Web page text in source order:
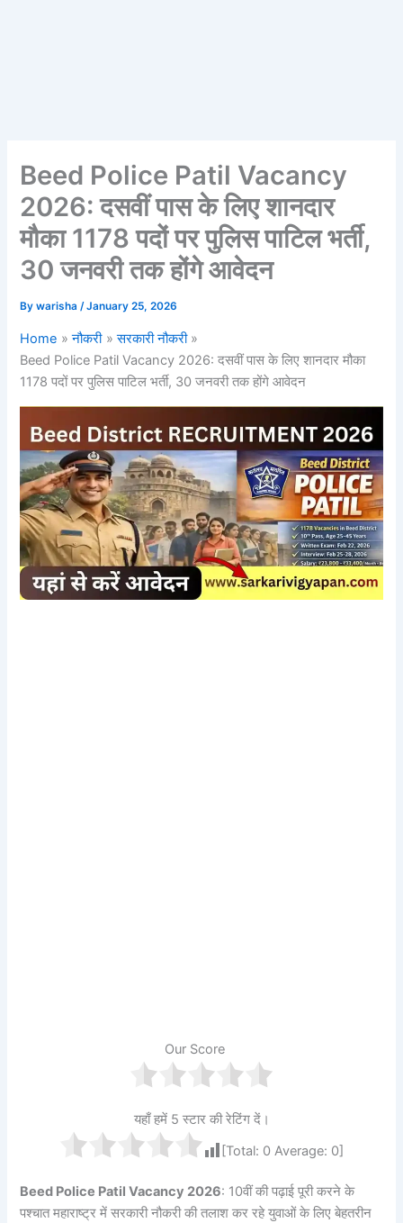
Beed Police Patil Vacancy
2026: दसवीं पास के लिए शानदार
मौका 1178 पदों पर पुलिस पाटिल भर्ती,
30 जनवरी तक होंगे आवेदन
Bywarisha/January 25, 2026
Home नौकरी
सरकारी नौकरी
Beed Police Patil Vacancy 2026: दसवीं पास के लिए शानदार मौका
1178 पदों पर पुलिस पाटिल भर्ती, 30 जनवरी तक होंगे आवेदन
Our Score
यहाँ हमें 5 स्टार की रेटिंग दें।
[Total: 0 Average: 0]
Beed Police Patil Vacancy 2026: 10वीं की पढ़ाई पूरी करने के
पश्चात महाराष्ट्र में सरकारी नौकरी की तलाश कर रहे युवाओं के लिए बेहतरीन